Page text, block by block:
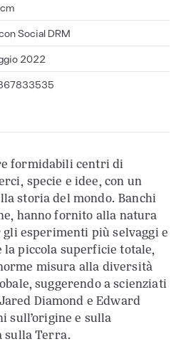
Social DRM
2022
formidabili centri di
specie e idee, con un
storia del mondo. Banchi
hanno fornito alla natura
esperimenti più selvaggi e
la piccola superficie totale,
misura alla diversità
suggerendo a scienziati
Diamond e Edward
sull’origine e sulla
sulla Terra.